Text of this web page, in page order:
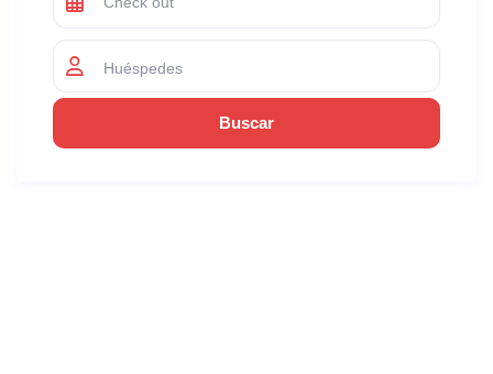
Huéspedes